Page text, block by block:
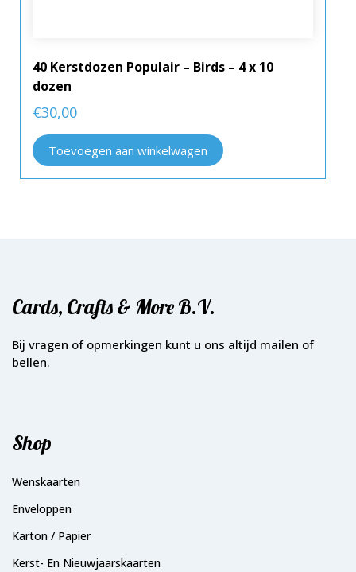
40 Kerstdozen Populair – Birds – 4 x 10
dozen
€30,00
Toevoegen aan winkelwagen
Cards, Crafts & More B.V.
Bij vragen of opmerkingen kunt u ons altijd mailen of
bellen.
Shop
Wenskaarten
Enveloppen
Karton / Papier
Kerst- En Nieuwjaarskaarten